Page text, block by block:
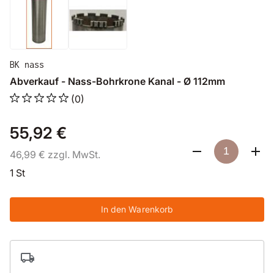
BK nass
Abverkauf - Nass-Bohrkrone Kanal - Ø 112mm
(0)
55,92 €
46,99 € zzgl. MwSt.
1 St
In den Warenkorb